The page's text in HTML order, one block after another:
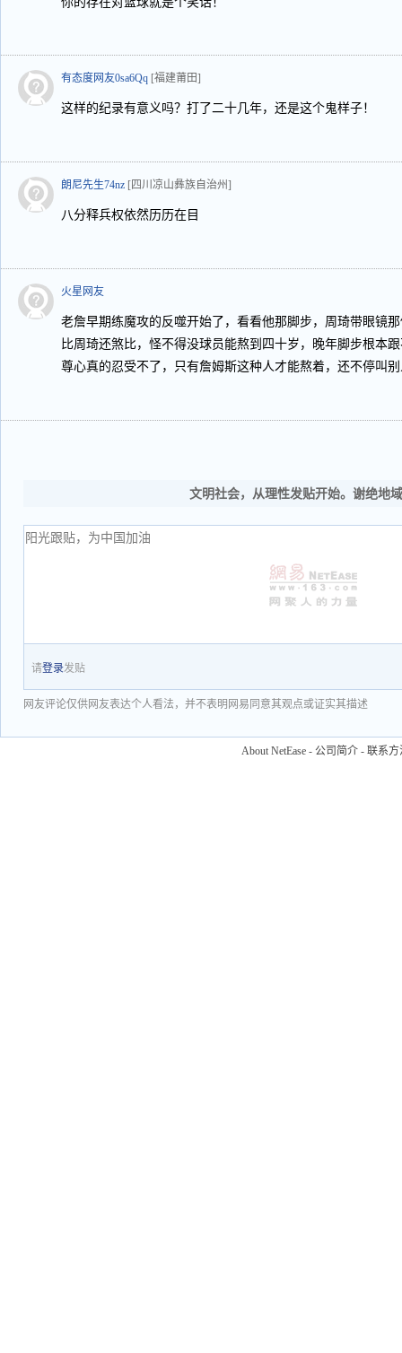
有态度网友0sa6Qq [福建莆田]
这样的纪录有意义吗？打了二十几年，还是这个鬼样子！
朗尼先生74nz [四川凉山彝族自治州]
八分释兵权依然历历在目
火星网友
老詹早期练魔攻的反噬开始了，看看他那脚步，周琦带眼镜
比周琦还煞比，怪不得没球员能熬到四十岁，晚年脚步根本
尊心真的忍受不了，只有詹姆斯这种人才能熬着，还不停叫
文明社会，从理性发贴开始。谢绝地
请登录发贴
网友评论仅供网友表达个人看法，并不表明网易同意其观点或证实其描述
About NetEase - 公司简介 - 联系方